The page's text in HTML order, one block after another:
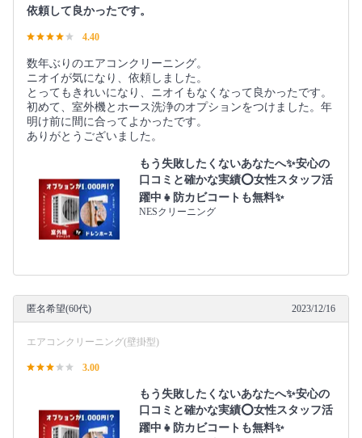
依頼して良かったです。
4.40
数年ぶりのエアコンクリーニング。
ニオイが気になり、依頼しました。
とってもきれいになり、ニオイもなくなって良かったです。
初めて、室外機とホース洗浄のオプションをつけました。年
明け前に間に合ってよかったです。
ありがとうございました。
もう失敗したくないあなたへ✨安心の
口コミと確かな実績⭕女性スタッフ活
躍中👧防カビコートも無料✨
NESクリーニング
匿名希望(60代) 2023/12/16
エアコンクリーニング(壁掛型)
3.00
もう失敗したくないあなたへ✨安心の
口コミと確かな実績⭕女性スタッフ活
躍中👧防カビコートも無料✨